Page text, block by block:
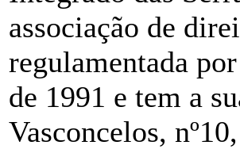
associação de
regulamentada
de 1991 e tem a
Vasconcelos,